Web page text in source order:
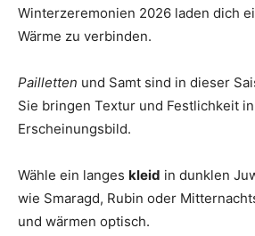
Winterzeremonien 2026 laden dich
Wärme zu verbinden.
Pailletten und Samt sind in dieser
Sie bringen Textur und Festlichkeit
Erscheinungsbild.
Wähle ein langes kleid in dunklen
wie Smaragd, Rubin oder
und wärmen optisch.